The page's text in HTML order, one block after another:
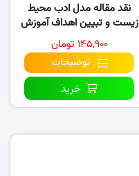
نقد مقاله مدل ادب محیط
زیست و تبیین اهداف آموزش
محیط زیست بر..
۱۴۵,۹۰۰ تومان
توضیحات
خرید